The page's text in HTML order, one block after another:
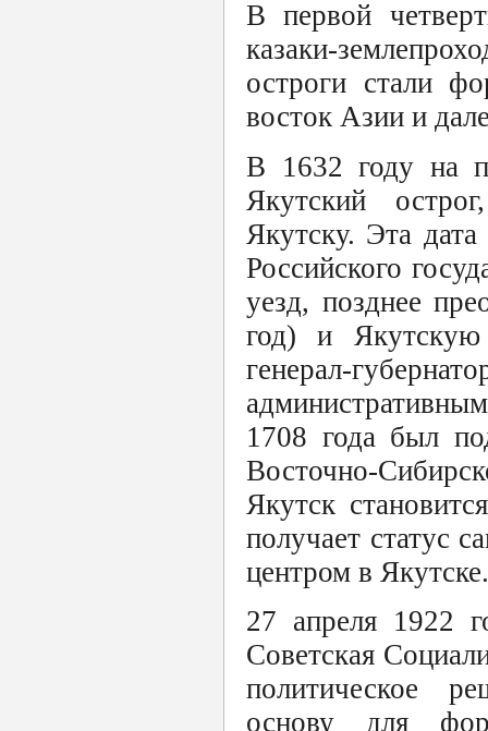
В первой
казаки-
остроги стали
восток Азии и
В 1632 году на
Якутский
Якутску. Эта
Российского
уезд, позднее
год) и Якутскую
генерал-
1708 года был
Восточно-
Якутск
получает статус
центром в Якутске.
27 апреля 1922
Советская
политическое
основу для